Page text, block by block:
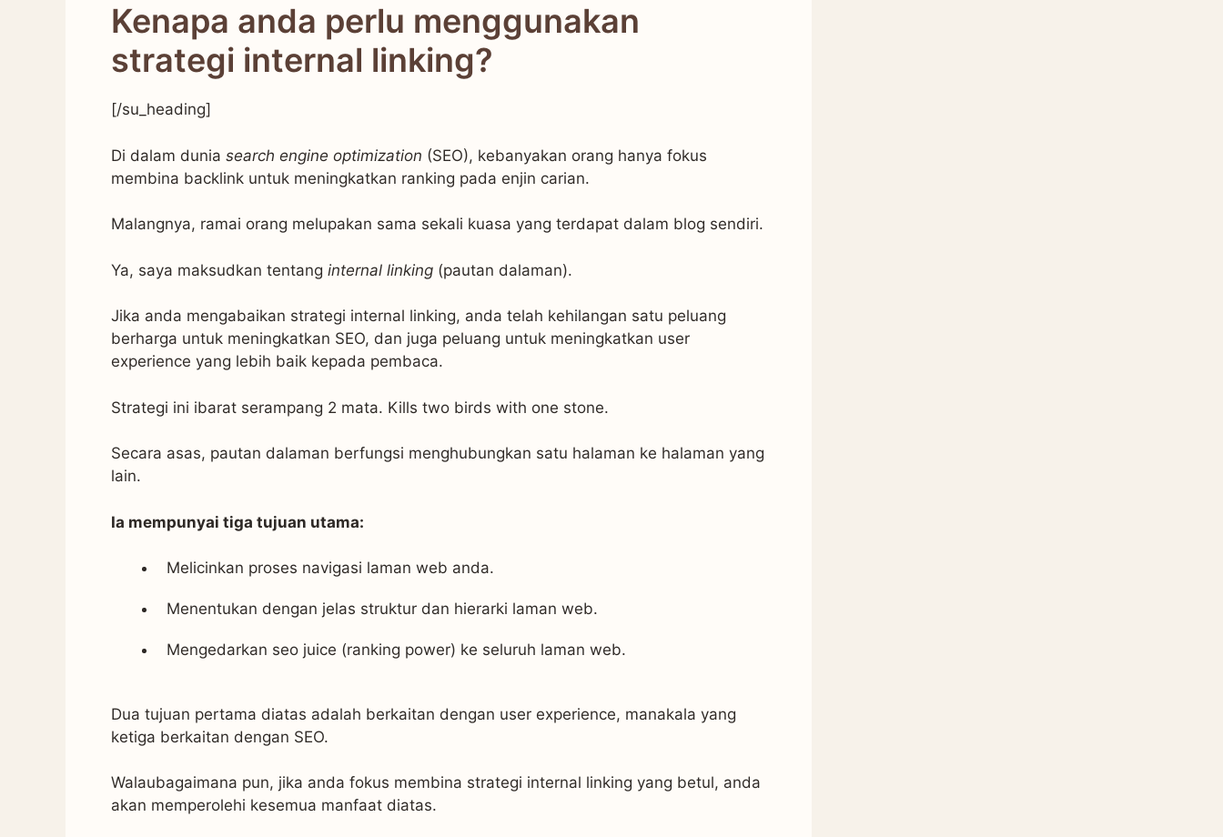
Kenapa anda perlu menggunakan
strategi internal linking?
[/su_heading]
Di dalam dunia search engine optimization (SEO), kebanyakan orang hanya fokus
membina backlink untuk meningkatkan ranking pada enjin carian.
Malangnya, ramai orang melupakan sama sekali kuasa yang terdapat dalam blog sendiri.
Ya, saya maksudkan tentang internal linking (pautan dalaman).
Jika anda mengabaikan strategi internal linking, anda telah kehilangan satu peluang
berharga untuk meningkatkan SEO, dan juga peluang untuk meningkatkan user
experience yang lebih baik kepada pembaca.
Strategi ini ibarat serampang 2 mata. Kills two birds with one stone.
Secara asas, pautan dalaman berfungsi menghubungkan satu halaman ke halaman yang
lain.
Ia mempunyai tiga tujuan utama:
Melicinkan proses navigasi laman web anda.
Menentukan dengan jelas struktur dan hierarki laman web.
Mengedarkan seo juice (ranking power) ke seluruh laman web.
Dua tujuan pertama diatas adalah berkaitan dengan user experience, manakala yang
ketiga berkaitan dengan SEO.
Walaubagaimana pun, jika anda fokus membina strategi internal linking yang betul, anda
akan memperolehi kesemua manfaat diatas.